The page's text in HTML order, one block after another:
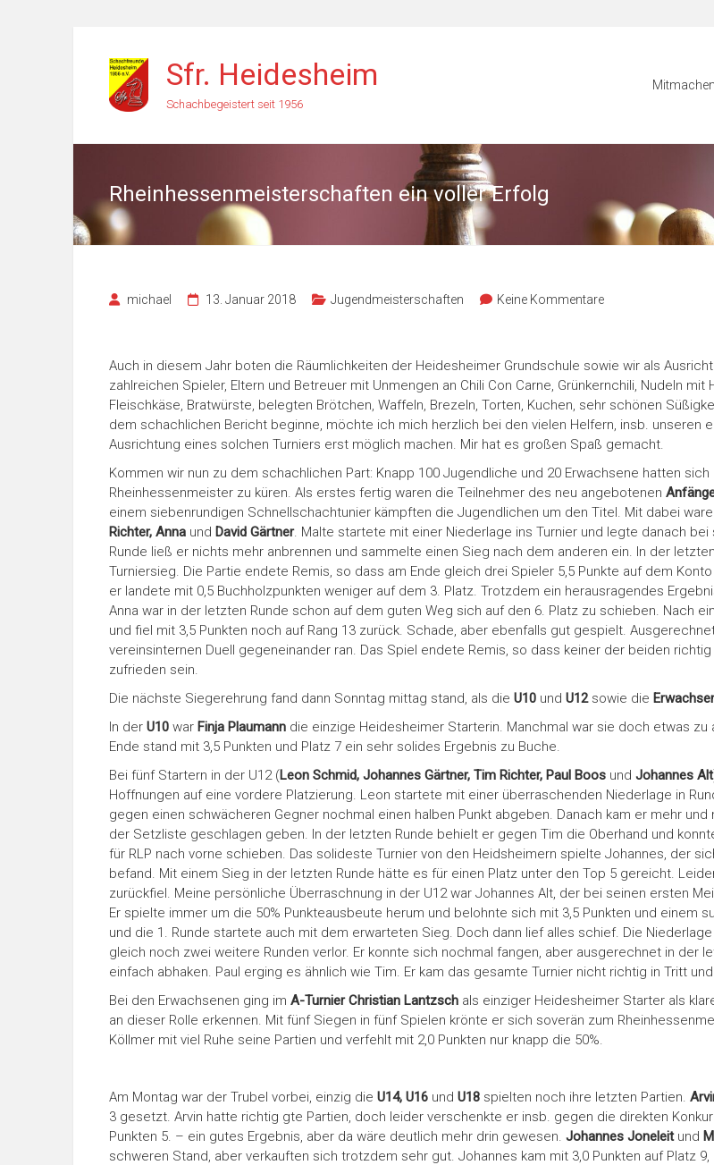
springen
Sfr. Heidesheim
Schachbegeistert seit 1956
Mitmachen
Rheinhessenmeisterschaften ein voller Erfolg
michael 13. Januar 2018 Jugendmeisterschaften Keine Kommentare
Auch in diesem Jahr boten die Räumlichkeiten der Heidesheimer Grundschule sowie wir als
zahlreichen Spieler, Eltern und Betreuer mit Unmengen an Chili Con Carne, Grünkernchili, Nudeln
Fleischkäse, Bratwürste, belegten Brötchen, Waffeln, Brezeln, Torten, Kuchen, sehr schönen
dem schachlichen Bericht beginne, möchte ich mich herzlich bei den vielen Helfern, insb. unseren
Ausrichtung eines solchen Turniers erst möglich machen. Mir hat es großen Spaß gemacht.
Kommen wir nun zu dem schachlichen Part: Knapp 100 Jugendliche und 20 Erwachsene hatten
Rheinhessenmeister zu küren. Als erstes fertig waren die Teilnehmer des neu angebotenen
einem siebenrundigen Schnellschachtunier kämpften die Jugendlichen um den Titel. Mit dabei
Richter, Anna und David Gärtner. Malte startete mit einer Niederlage ins Turnier und legte danach
Runde ließ er nichts mehr anbrennen und sammelte einen Sieg nach dem anderen ein. In der
Turniersieg. Die Partie endete Remis, so dass am Ende gleich drei Spieler 5,5 Punkte auf dem
er landete mit 0,5 Buchholzpunkten weniger auf dem 3. Platz. Trotzdem ein herausragendes
Anna war in der letzten Runde schon auf dem guten Weg sich auf den 6. Platz zu schieben. Nach
und fiel mit 3,5 Punkten noch auf Rang 13 zurück. Schade, aber ebenfalls gut gespielt.
vereinsinternen Duell gegeneinander ran. Das Spiel endete Remis, so dass keiner der beiden
zufrieden sein.
Die nächste Siegerehrung fand dann Sonntag mittag stand, als die U10 und U12sowie die
In der U10 war Finja Plaumann die einzige Heidesheimer Starterin. Manchmal war sie doch etwas
Ende stand mit 3,5 Punkten und Platz 7 ein sehr solides Ergebnis zu Buche.
Bei fünf Startern in der U12 (Leon Schmid, Johannes Gärtner, Tim Richter, Paul Boos und Johannes Alt
Hoffnungen auf eine vordere Platzierung. Leon startete mit einer überraschenden Niederlage in
gegen einen schwächeren Gegner nochmal einen halben Punkt abgeben. Danach kam er mehr
der Setzliste geschlagen geben. In der letzten Runde behielt er gegen Tim die Oberhand und
für RLP nach vorne schieben. Das solideste Turnier von den Heidsheimern spielte Johannes, der
befand. Mit einem Sieg in der letzten Runde hätte es für einen Platz unter den Top 5 gereicht.
zurückfiel. Meine persönliche Überraschnung in der U12 war Johannes Alt, der bei seinen ersten
Er spielte immer um die 50% Punkteausbeute herum und belohnte sich mit 3,5 Punkten und einem
und die 1. Runde startete auch mit dem erwarteten Sieg. Doch dann lief alles schief. Die
gleich noch zwei weitere Runden verlor. Er konnte sich nochmal fangen, aber ausgerechnet in der
einfach abhaken. Paul erging es ähnlich wie Tim. Er kam das gesamte Turnier nicht richtig in Tritt
Bei den Erwachsenen ging im A-Turnier Christian Lantzsch als einziger Heidesheimer Starter als
an dieser Rolle erkennen. Mit fünf Siegen in fünf Spielen krönte er sich soverän zum
Köllmer mit viel Ruhe seine Partien und verfehlt mit 2,0 Punkten nur knapp die 50%.
Am Montag war der Trubel vorbei, einzig die U14, U16 und U18 spielten noch ihre letzten Partien.
3 gesetzt. Arvin hatte richtig gte Partien, doch leider verschenkte er insb. gegen die direkten
Punkten 5. – ein gutes Ergebnis, aber da wäre deutlich mehr drin gewesen. Johannes Joneleitund
schweren Stand, aber verkauften sich trotzdem sehr gut. Johannes kam mit 3,0 Punkten auf Platz 9,